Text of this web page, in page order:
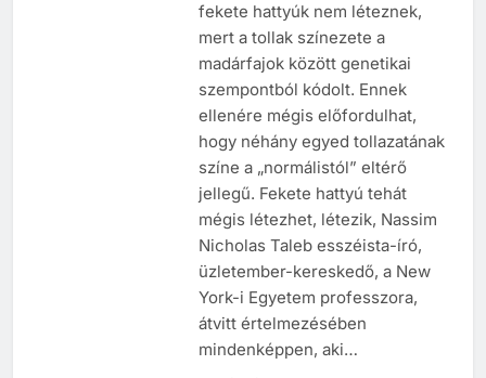
fekete hattyúk nem léteznek,
mert a tollak színezete a
madárfajok között genetikai
szempontból kódolt. Ennek
ellenére mégis előfordulhat,
hogy néhány egyed tollazatának
színe a „normálistól” eltérő
jellegű. Fekete hattyú tehát
mégis létezhet, létezik, Nassim
Nicholas Taleb esszéista-író,
üzletember-kereskedő, a New
York-i Egyetem professzora,
átvitt értelmezésében
mindenképpen, aki…